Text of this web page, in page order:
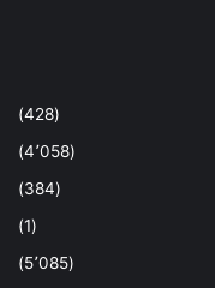
(428)
(4٬058)
(384)
(1)
(5٬085)